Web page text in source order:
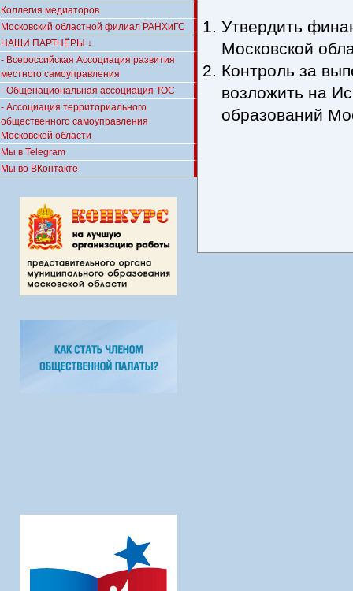
Утвердить
Московской
Контроль за
возложить на
образований
Коллегия медиаторов
Московский областной филиал РАНХиГС
НАШИ ПАРТНЁРЫ ↓
- Всероссийская Ассоциация развития
местного самоуправления
- Общенациональная ассоциация ТОС
- Ассоциация территориального
общественного самоуправления
Московской области
Мы в Telegram
Мы во ВКонтакте